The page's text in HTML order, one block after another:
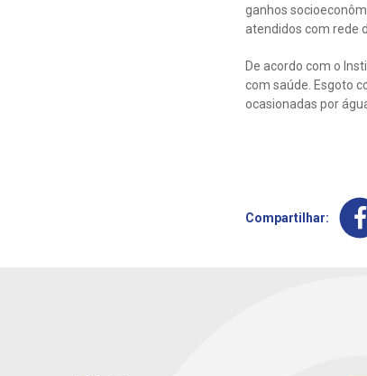
ganhos
atendidos com rede
De acordo com o
com saúde. Esgoto
ocasionadas por
Compartilhar: